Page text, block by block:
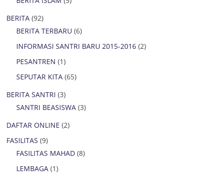
BERITA (92)
BERITA TERBARU (6)
INFORMASI SANTRI BARU 2015-2016 (2)
PESANTREN (1)
SEPUTAR KITA (65)
BERITA SANTRI (3)
SANTRI BEASISWA (3)
DAFTAR ONLINE (2)
FASILITAS (9)
FASILITAS MAHAD (8)
LEMBAGA (1)